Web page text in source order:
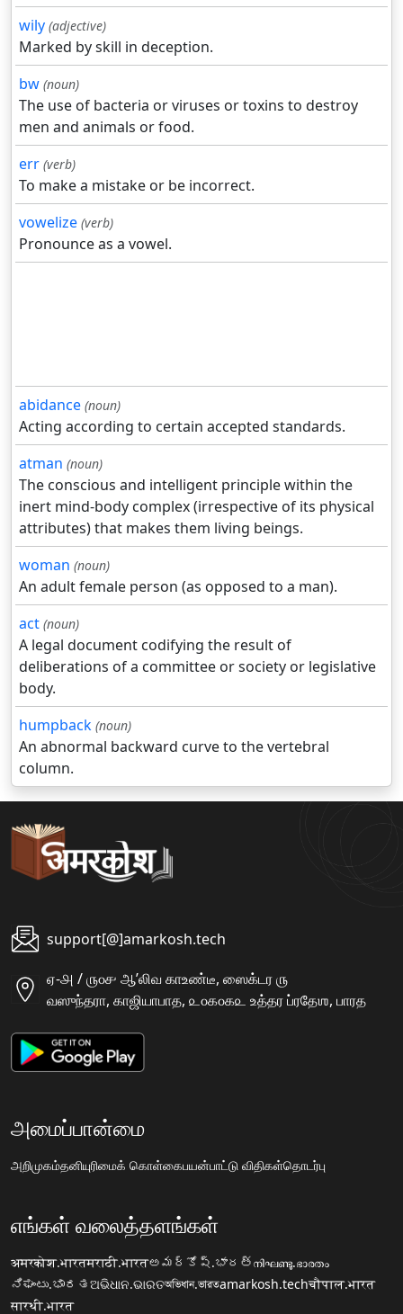
wily (adjective)
Marked by skill in deception.
bw (noun)
The use of bacteria or viruses or toxins to destroy
men and animals or food.
err (verb)
To make a mistake or be incorrect.
vowelize (verb)
Pronounce as a vowel.
abidance (noun)
Acting according to certain accepted standards.
atman (noun)
The conscious and intelligent principle within the
inert mind-body complex (irrespective of its physical
attributes) that makes them living beings.
woman (noun)
An adult female person (as opposed to a man).
act (noun)
A legal document codifying the result of
deliberations of a committee or society or legislative
body.
humpback (noun)
An abnormal backward curve to the vertebral
column.
support[@]amarkosh.tech
ஏ-௮ / ௫௦௪ ஆʼலிவ காஉண்டீ, ஸைக்டர ௫
வஸுந்தரா, காஜியாபாத, ௨௦௧௦௧௨ உத்தர ப்ரதேஶ, பாரத
அமைப்பான்மை
அறிமுகம்தனியுரிமைக் கொள்கைபயன்பாட்டு விதிகள்தொடர்பு
எங்கள் வலைத்தளங்கள்
अमरकोश.भारतमराठी.भारतఅమర్కోష్.భారత్നിഘണ്ടു.ഭാരതം
ನಿಘಂಟು.ಭಾರತଅଭିଧାନ.ଭାରତঅভিধান.ভারতamarkosh.techचौपाल.भारत
सारथी.भारत